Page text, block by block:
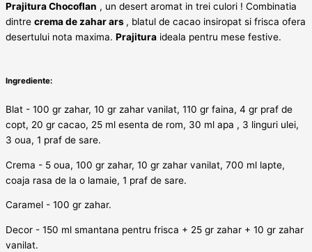
Prajitura Chocoflan , un desert aromat in trei culori ! Combinatia
dintre crema de zahar ars , blatul de cacao insiropat si frisca ofera
desertului nota maxima. Prajitura ideala pentru mese festive.
Ingrediente:
Blat - 100 gr zahar, 10 gr zahar vanilat, 110 gr faina, 4 gr praf de
copt, 20 gr cacao, 25 ml esenta de rom, 30 ml apa , 3 linguri ulei,
3 oua, 1 praf de sare.
Crema - 5 oua, 100 gr zahar, 10 gr zahar vanilat, 700 ml lapte,
coaja rasa de la o lamaie, 1 praf de sare.
Caramel - 100 gr zahar.
Decor - 150 ml smantana pentru frisca + 25 gr zahar + 10 gr zahar
vanilat.